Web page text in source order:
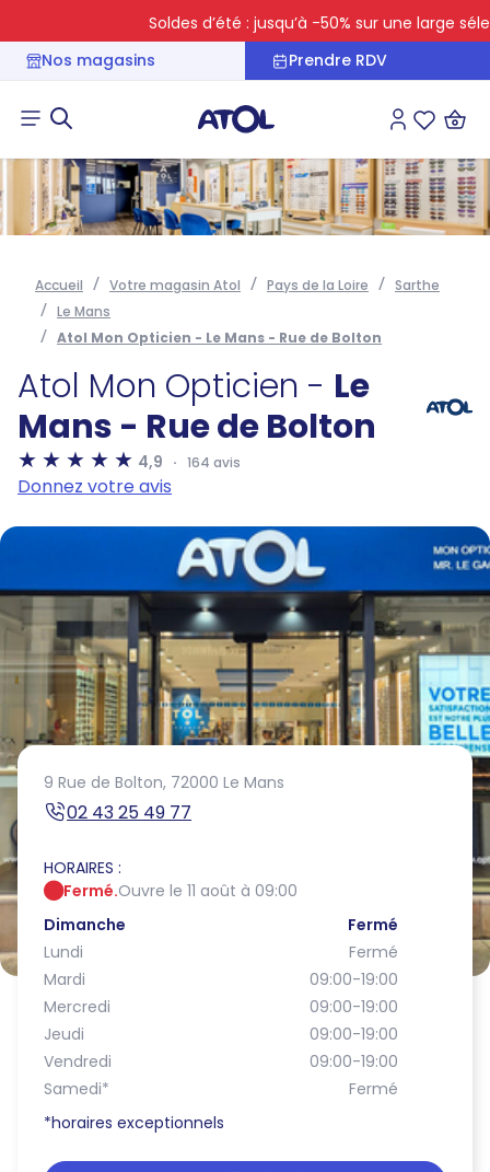
Soldes d’été : jusqu’à -50% sur une large
Nos magasins
Prendre RDV
Connexion
Accueil Votre magasin Atol Pays de la Loire
Sarthe
Le Mans
Atol Mon Opticien - Le Mans - Rue de Bolton
Atol Mon Opticien - Le
Mans - Rue de Bolton
4,9 164 avis
Donnez votre avis
9 Rue de Bolton, 72000 Le Mans
02 43 25 49 77
HORAIRES :
Fermé.Ouvre le 11 août à 09:00
Dimanche
Fermé
Lundi
Fermé
Mardi
09:00-19:00
Mercredi
09:00-19:00
Jeudi
09:00-19:00
Vendredi
09:00-19:00
Samedi*
Fermé
*horaires exceptionnels